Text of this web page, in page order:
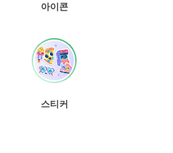
아이콘
스티커